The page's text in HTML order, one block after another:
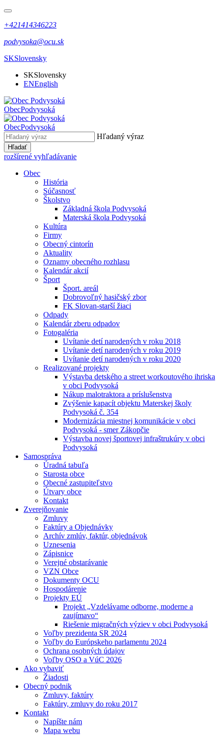
+421414346223
podvysoka@ocu.sk
SKSlovensky
SKSlovensky
ENEnglish
ObecPodvysoká
ObecPodvysoká
Hľadaný výraz
Hľadať
rozšírené vyhľadávanie
Obec
História
Súčasnosť
Školstvo
Základná škola Podvysoká
Materská škola Podvysoká
Kultúra
Firmy
Obecný cintorín
Aktuality
Oznamy obecného rozhlasu
Kalendár akcií
Šport
Šport. areál
Dobrovoľný hasičský zbor
FK Slovan-starší žiaci
Odpady
Kalendár zberu odpadov
Fotogaléria
Uvítanie detí narodených v roku 2018
Uvítanie detí narodených v roku 2019
Uvítanie detí narodených v roku 2020
Realizované projekty
Výstavba detského a street workoutového ihriska
v obci Podvysoká
Nákup malotraktora a príslušenstva
Zvýšenie kapacít objektu Materskej školy
Podvysoká č. 354
Modernizácia miestnej komunikácie v obci
Podvysoká - smer Zákopčie
Výstavba novej športovej infraštrukúry v obci
Podvysoká
Samospráva
Úradná tabuľa
Starosta obce
Obecné zastupiteľstvo
Útvary obce
Kontakt
Zverejňovanie
Zmluvy
Faktúry a Objednávky
Archív zmlúv, faktúr, objednávok
Uznesenia
Zápisnice
Verejné obstarávanie
VZN Obce
Dokumenty OCU
Hospodárenie
Projekty EÚ
Projekt „Vzdelávame odborne, moderne a
zaujímavo“
Riešenie migračných výziev v obci Podvysoká
Voľby prezidenta SR 2024
Voľby do Európskeho parlamentu 2024
Ochrana osobných údajov
Voľby OSO a VúC 2026
Ako vybaviť
Žiadosti
Obecný podnik
Zmluvy, faktúry
Faktúry, zmluvy do roku 2017
Kontakt
Napíšte nám
Mapa webu